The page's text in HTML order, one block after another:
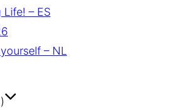
Life! – ES
– NL